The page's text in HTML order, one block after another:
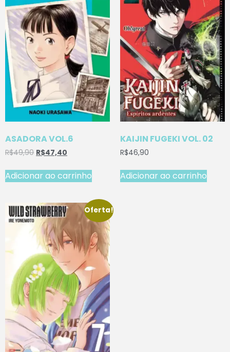
ASADORA VOL.6
R$49,90 R$47,40
Adicionar ao carrinho
KAIJIN FUGEKI VOL. 02
R$46,90
Adicionar ao carrinho
Oferta!